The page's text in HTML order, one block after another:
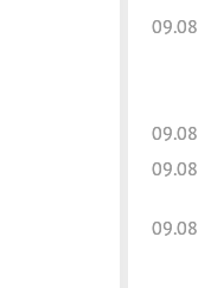
09.08
09.08
09.08
09.08